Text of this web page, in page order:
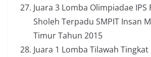
Juara 3 Lomba Olimpiadae IPS
Sholeh Terpadu SMPIT Insan
Timur Tahun 2015
Juara 1 Lomba Tilawah Tingkat